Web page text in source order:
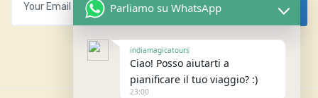
Subscribes
Parliamo su WhatsApp
indiamagicatours
Ciao! Posso aiutarti a
pianificare il tuo viaggio? :)
23:00